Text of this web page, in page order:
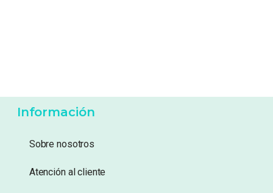
Información
Sobre nosotros
Atención al cliente